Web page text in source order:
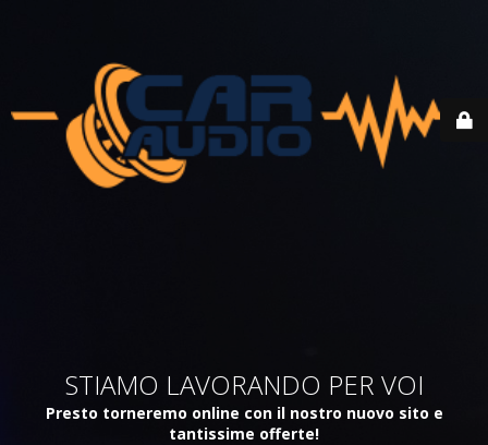
STIAMO LAVORANDO PER VOI
Presto torneremo online con il nostro nuovo sito e
tantissime offerte!